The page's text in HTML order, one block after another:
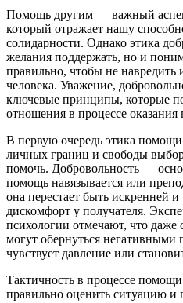
Помощь другим — важный
который отражает нашу
солидарности. Однако этика
желания поддержать, но и
правильно, чтобы не навредить
человека. Уважение,
ключевые принципы, которые
отношения в процессе
В первую очередь этика
личных границ и свободы
помочь. Добровольность —
помощь навязывается или
она перестает быть искренней
дискомфорт у получателя.
психологии отмечают, что даже
могут обернуться негативными
чувствует давление или
Тактичность в процессе
правильно оценить ситуацию и